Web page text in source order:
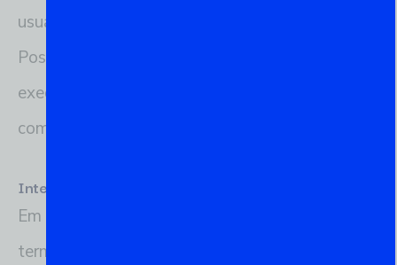
usuários interagir com o banco de dados
PostgreSQL de maneira eficaz e eficiente,
executando desde simples consultas até
complexas operações administrativas.
Interface de Linha de Comando
Em sua essência, psql funciona como um
terminal onde os comandos SQL podem ser